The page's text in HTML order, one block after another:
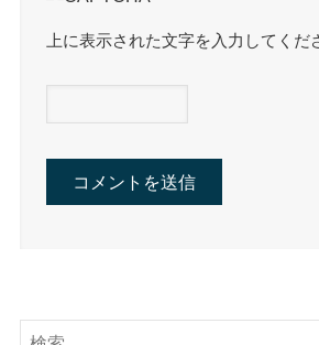
上に表示された文字を入力してくだ